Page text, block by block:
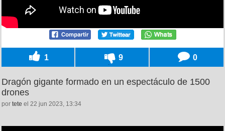
1 9 0
Dragón gigante formado en un espectáculo de 1500
drones
por tete el 22 jun 2023, 13:34